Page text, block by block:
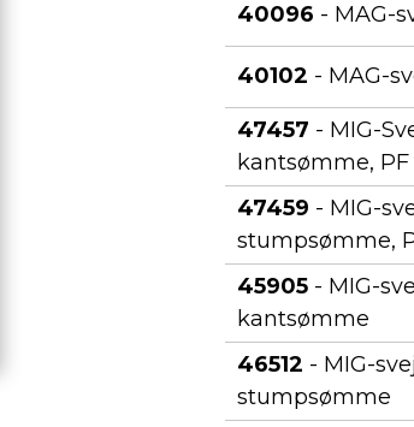
40096 - MAG-
40102 - MAG-
47457 - MIG-
kantsømme, PF
47459 - MIG-
stumpsømme,
45905 - MIG-
kantsømme
46512 - MIG-
stumpsømme